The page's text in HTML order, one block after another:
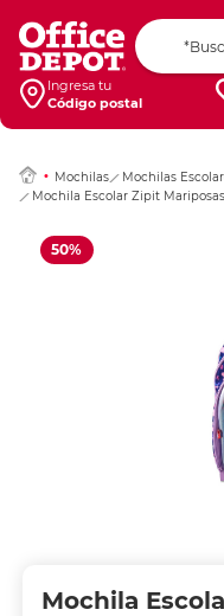
Ingresa tu
Código postal
Mochilas
Mochilas
Mochila Escolar Zipit
50%
Mochila